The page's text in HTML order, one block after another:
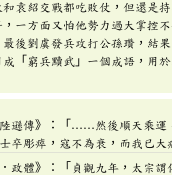
袁紹交戰都吃敗仗，但還是
一方面又怕他勢力過大掌控
後劉虞發兵攻打公孫瓚，結
「窮兵黷武」一個成語，用
陸遜傳》：「……然後順天乘運
卒彫瘁，寇不為衰，而我已大
政體》：「貞觀九年，太宗謂